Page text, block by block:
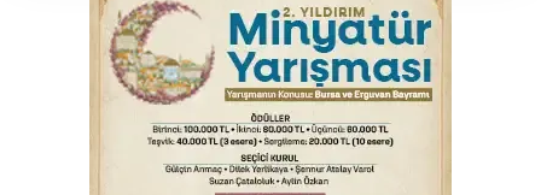
TOFAŞ Basketbol'da sağlık kontrolleri
başladı
Bursa’da bugün hava nasıl olacak?